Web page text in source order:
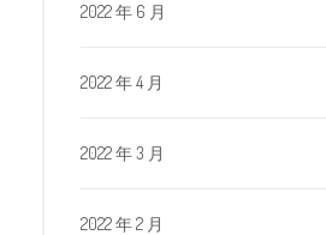
2022 年 6 月
2022 年 4 月
2022 年 3 月
2022 年 2 月